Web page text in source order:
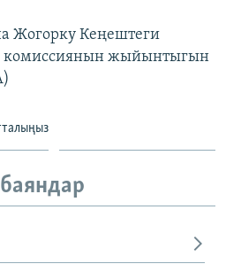
Жогорку Кеңештеги
комиссиянын жыйынтыгын